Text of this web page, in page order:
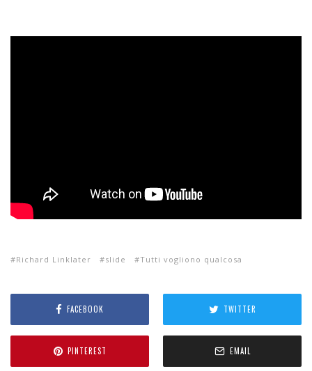
Richard Linklater slide Tutti vogliono qualcosa
FACEBOOK TWITTER
PINTEREST EMAIL